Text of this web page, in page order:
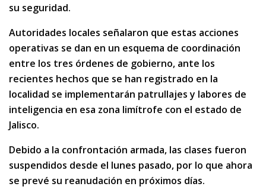
su seguridad.
Autoridades locales señalaron que estas acciones
operativas se dan en un esquema de coordinación
entre los tres órdenes de gobierno, ante los
recientes hechos que se han registrado en la
localidad se implementarán patrullajes y labores de
inteligencia en esa zona limítrofe con el estado de
Jalisco.
Debido a la confrontación armada, las clases fueron
suspendidos desde el lunes pasado, por lo que ahora
se prevé su reanudación en próximos días.